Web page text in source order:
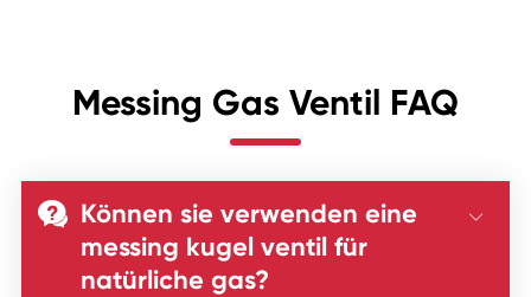
Messing Gas Ventil FAQ
 Können sie verwenden eine
messing kugel ventil für
natürliche gas?
